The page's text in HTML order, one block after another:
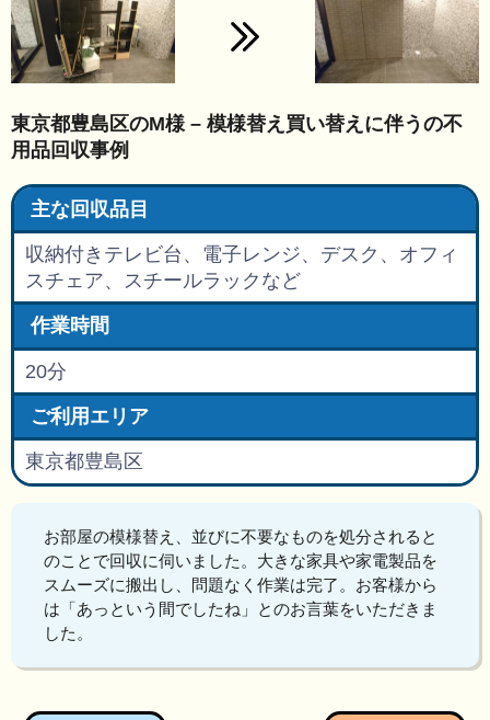
東京都豊島区のM様 – 模様替え買い替えに伴うの不
用品回収事例
お部屋の模様替え、並びに不要なものを処分されると
のことで回収に伺いました。大きな家具や家電製品を
スムーズに搬出し、問題なく作業は完了。お客様から
は「あっという間でしたね」とのお言葉をいただきま
した。
主な回収品目
収納付きテレビ台、電子レンジ、デスク、オフィ
スチェア、スチールラックなど
作業時間
20分
ご利用エリア
東京都豊島区